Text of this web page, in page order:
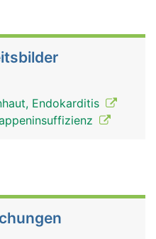
Endokarditis